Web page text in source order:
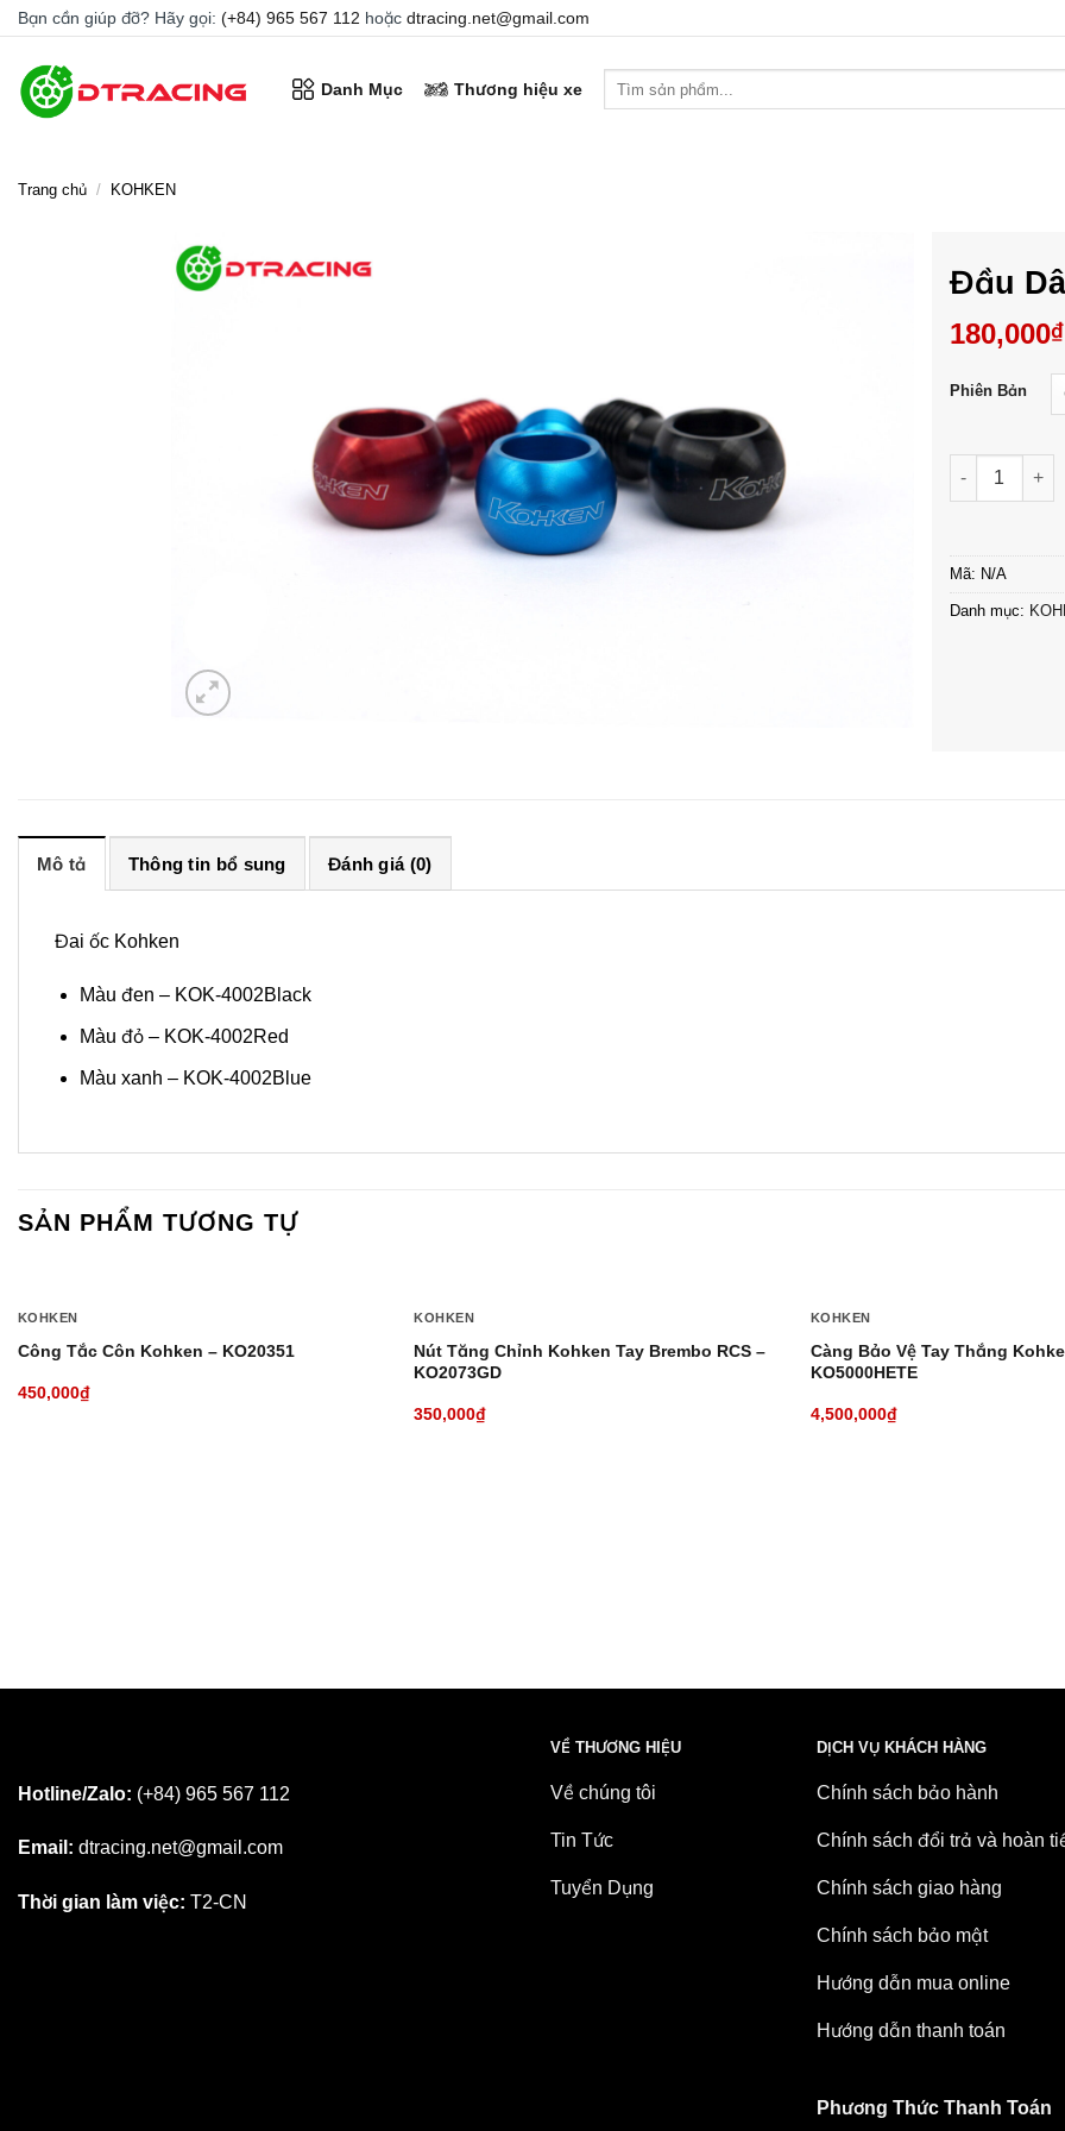
Chuyển
đến
nội
dung
Bạn cần giúp đỡ? Hãy gọi: (+84) 965 567 112 hoặc dtracing.net@gmail.com
Danh Mục Thương hiệu xe
Trang chủ / KOHKEN
Đầu
180,000₫
Phiên Bản
Đầu Dây
Mã: N/A
Danh mục:
Mô tả Thông tin bổ sung Đánh giá (0)
Đai ốc Kohken
Màu đen – KOK-4002Black
Màu đỏ – KOK-4002Red
Màu xanh – KOK-4002Blue
SẢN PHẨM TƯƠNG TỰ
KOHKEN
Công Tắc Côn Kohken – KO20351
450,000₫
KOHKEN
Nút Tăng Chỉnh Kohken Tay Brembo RCS –
KO2073GD
350,000₫
KOHKEN
Càng Bảo Vệ Tay Thắng
KO5000HETE
4,500,000₫
Hotline/Zalo: (+84) 965 567 112
Email: dtracing.net@gmail.com
Thời gian làm việc: T2-CN
VỀ THƯƠNG HIỆU
Về chúng tôi
Tin Tức
Tuyển Dụng
DỊCH VỤ KHÁCH HÀNG
Chính sách bảo hành
Chính sách đổi trả và hoàn
Chính sách giao hàng
Chính sách bảo mật
Hướng dẫn mua online
Hướng dẫn thanh toán
Phương Thức Thanh Toán